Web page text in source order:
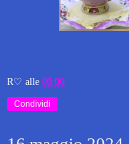
R♡ alle 00:00
Condividi